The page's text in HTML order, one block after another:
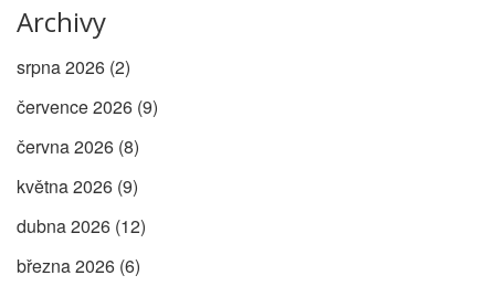
Archivy
srpna 2026 (2)
července 2026 (9)
června 2026 (8)
května 2026 (9)
dubna 2026 (12)
března 2026 (6)